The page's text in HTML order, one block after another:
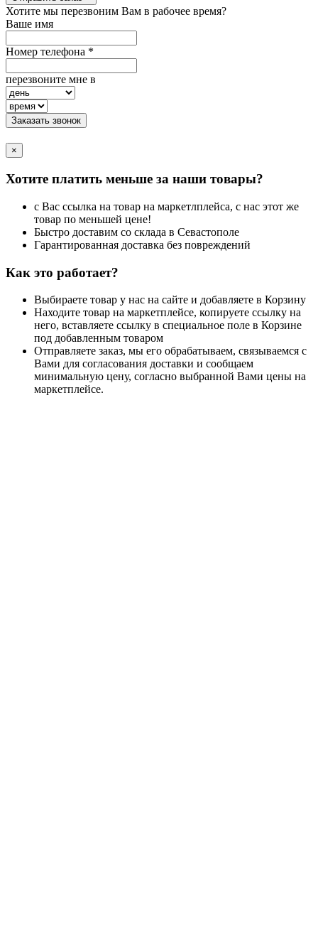
Хотите мы перезвоним Вам в рабочее время?
Ваше имя
Номер телефона *
перезвоните мне в
Заказать звонок
×
Хотите платить меньше за наши товары?
с Вас ссылка на товар на маркетлплейса, с нас этот же
товар по меньшей цене!
Быстро доставим со склада в Севастополе
Гарантированная доставка без повреждений
Как это работает?
Выбираете товар у нас на сайте и добавляете в Корзину
Находите товар на маркетплейсе, копируете ссылку на
него, вставляете ссылку в специальное поле в Корзине
под добавленным товаром
Отправляете заказ, мы его обрабатываем, связываемся с
Вами для согласования доставки и сообщаем
минимальную цену, согласно выбранной Вами цены на
маркетплейсе.